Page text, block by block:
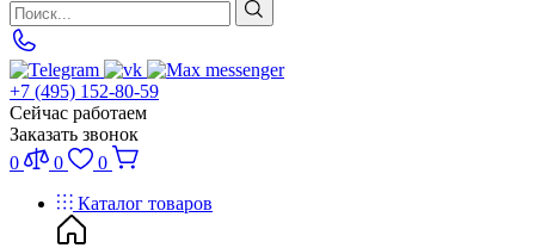
+7 (495) 152-80-59
Сейчас работаем
Заказать звонок
0
0
0
Каталог товаров